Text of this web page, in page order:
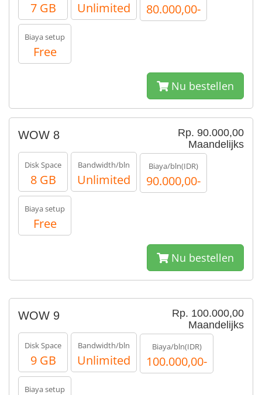
7 GB Unlimited 80.000,00-
Biaya setup
Free
Nu bestellen
Rp. 90.000,00
Maandelijks
WOW 8
Disk Space
8 GB
Bandwidth/bln
Unlimited
Biaya/bln(IDR)
90.000,00-
Biaya setup
Free
Nu bestellen
Rp. 100.000,00
Maandelijks
WOW 9
Disk Space
9 GB
Bandwidth/bln
Unlimited
Biaya/bln(IDR)
100.000,00-
Biaya setup